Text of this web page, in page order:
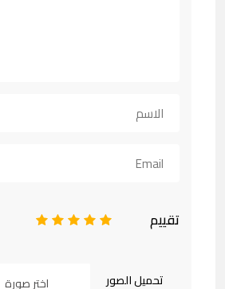
تقييم 5
4
3
2
تحميل الصور اختر صورة